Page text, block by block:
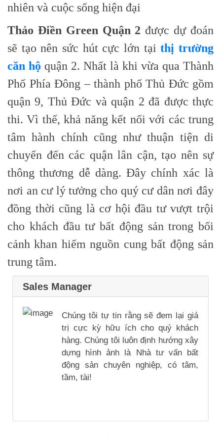
nhiên và cuộc sống hiện đại
Thảo Điền Green Quận 2 được dự đoán
sẽ tạo nên sức hút cực lớn tạithị trường
căn hộ quận 2. Nhất là khi vừa qua Thành
Phố Phía Đông – thành phố Thủ Đức gồm
quận 9, Thủ Đức và quận 2 đã được thực
thi. Vì thế, khả năng kết nối với các trung
tâm hành chính cũng như thuận tiện di
chuyển đến các quận lân cận, tạo nên sự
thông thương dễ dàng. Đây chính xác là
nơi an cư lý tưởng cho quý cư dân nơi đây
đồng thời cũng là cơ hội đầu tư vượt trội
cho khách đầu tư bất động sản trong bối
cảnh khan hiếm nguồn cung bất động sản
trung tâm.
Sales Manager
Chúng tôi tự tin rằng sẽ đem lại giá
trị cực kỳ hữu ích cho quý khách
hàng. Chúng tôi luôn định hướng xây
dựng hình ảnh là Nhà tư vấn bất
động sản chuyên nghiệp, có tâm,
tầm, tài!